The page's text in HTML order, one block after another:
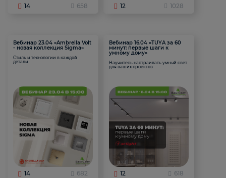
14 658 12 1028
Вебинар 23.04 «Ambrella Volt
- новая коллекция Sigma»
Стиль и технологии в каждой
детали
14 682
Вебинар 16.04 «TUYA за 60
минут: первые шаги к
умному дому»
Научитесь настраивать умный свет
для ваших проектов
12 618